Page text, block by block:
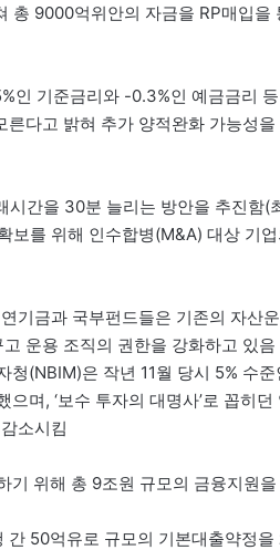
총 9000억위안의 자금을 RP매입
인 기준금리와 -0.3%인 예금금리
다고 밝혀 추가 양적완화 가능성
시간을 30분 늘리는 방안을 추진함(
를 위해 인수합병(M&A) 대상 기
기금과 국부펀드들은 기존의 자산
운용 조직의 권한을 강화하고 있음
청(NBIM)은 작년 11월 당시 5% 수
며, ‘보수 투자의 대명사’로 꼽히
소시킴
위해 총 9조원 규모의 금융지원
50억유로 규모의 기본대출약정